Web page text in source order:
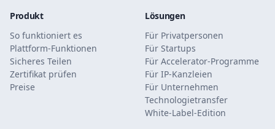
Produkt
So funktioniert es
Plattform-Funktionen
Sicheres Teilen
Zertifikat prüfen
Preise
Lösungen
Für Privatpersonen
Für Startups
Für Accelerator-Programme
Für IP-Kanzleien
Für Unternehmen
Technologietransfer
White-Label-Edition